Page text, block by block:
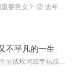
不平凡的一生